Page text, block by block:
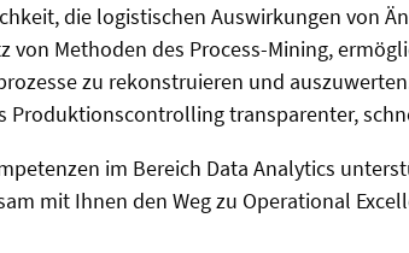
die logistischen Auswirkungen von
Methoden des Process-Mining,
zu rekonstruieren und
transparenter,
im Bereich Data Analytics
mit Ihnen den Weg zu Operational